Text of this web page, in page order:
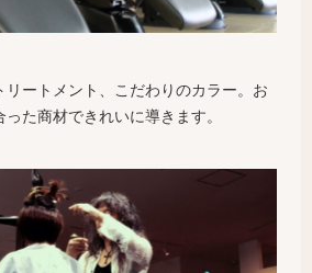
リートメント、こだわりのカラー。お
た商材できれいに導きます。